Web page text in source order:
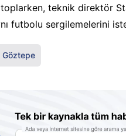
teknik direktör
futbolu sergilemelerini
Göztepe